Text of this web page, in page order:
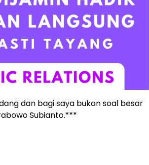
dan bagi saya bukan soal besar
Subianto.***